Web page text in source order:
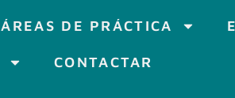
ÁREAS DE PRÁCTICA
CONTACTAR